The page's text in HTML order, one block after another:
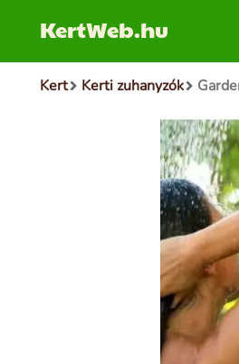
KertWeb.hu
Kert Kerti zuhanyzók